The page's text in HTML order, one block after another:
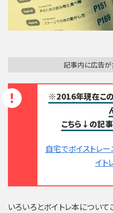
記事内に広告が
※2016年現在この
こちら↓の記事
自宅でボイストレ
イト
いろいろとボイトレ本につい